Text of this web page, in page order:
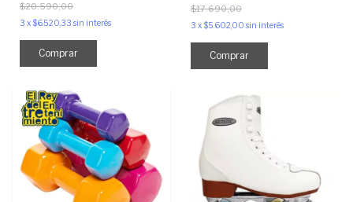
$20.590,00
3 x$6.520,33 sin interés
Comprar
$17.690,00
3 x$5.602,00 sin interés
Comprar